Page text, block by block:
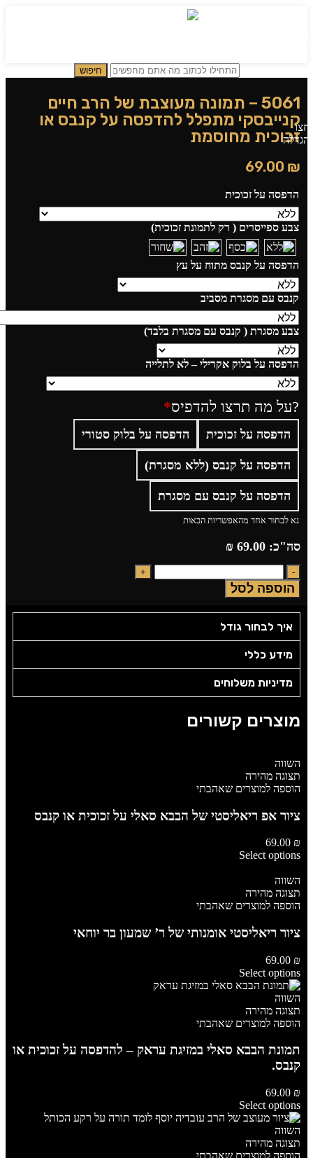
חיפוש
5061 – תמונה מעוצבת של הרב חיים
קנייבסקי מתפלל להדפסה על קנבס או
זכוכית מחוסמת
69.00 ₪
הדפסה על זכוכית
צבע ספייסרים ( רק לתמונת זכוכית)
הדפסה על קנבס מתוח על עץ
קנבס עם מסגרת מסביב
צבע מסגרת ( קנבס עם מסגרת בלבד)
הדפסה על בלוק אקרילי – לא לתלייה
?על מה תרצו להדפיס*
הדפסה על זכוכית הדפסה על בלוק סטורי
הדפסה על קנבס (ללא מסגרת)
הדפסה על קנבס עם מסגרת
נא לבחור אחד מהאפשריות הבאות
סה"כ: 69.00
₪
הוספה לסל
איך לבחור גודל
מידע כללי
מדיניות משלוחים
מוצרים קשורים
השווה
תצוגה מהירה
הוספה למוצרים שאהבתי
ציור אפ ריאליסטי של הבבא סאלי על זכוכית או קנבס
69.00 ₪
Select options
השווה
תצוגה מהירה
הוספה למוצרים שאהבתי
ציור ריאליסטי אומנותי של ר’ שמעון בר יוחאי
69.00 ₪
Select options
השווה
תצוגה מהירה
הוספה למוצרים שאהבתי
תמונת הבבא סאלי במזיגת עראק – להדפסה על זכוכית או
קנבס.
69.00 ₪
Select options
השווה
תצוגה מהירה